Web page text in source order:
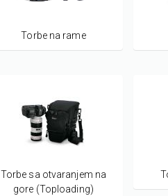
Torbe na rame
Torbe sa otvaranjem na
gore (Toploading)